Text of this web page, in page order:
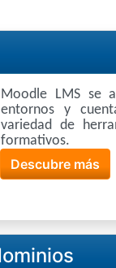
Moodle LMS se
entornos y
variedad de
formativos.
Descubre más